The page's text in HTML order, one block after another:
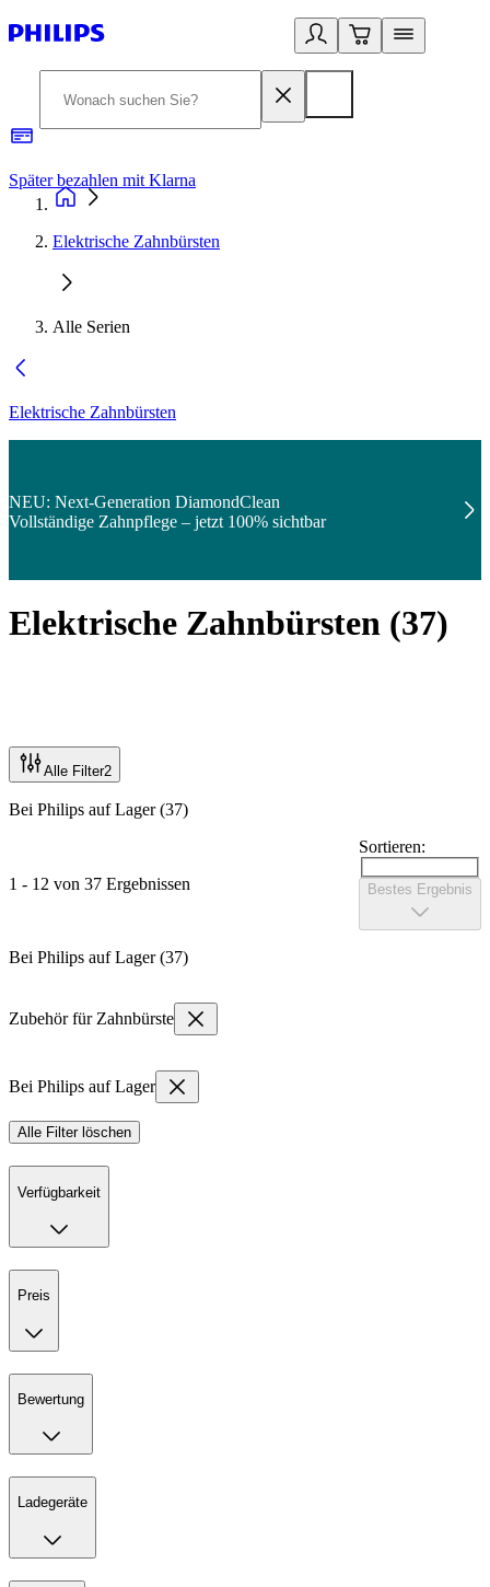
Später bezahlen mit Klarna
Elektrische Zahnbürsten
Alle Serien
Elektrische Zahnbürsten
NEU: Next-Generation DiamondClean
Vollständige Zahnpflege – jetzt 100% sichtbar
Elektrische Zahnbürsten (37)
Alle Filter2
Bei Philips auf Lager (37)
1 - 12 von 37 Ergebnissen
Sortieren:
Bestes Ergebnis
Bei Philips auf Lager (37)
Zubehör für Zahnbürste
Bei Philips auf Lager
Alle Filter löschen
Verfügbarkeit
Preis
Bewertung
Ladegeräte